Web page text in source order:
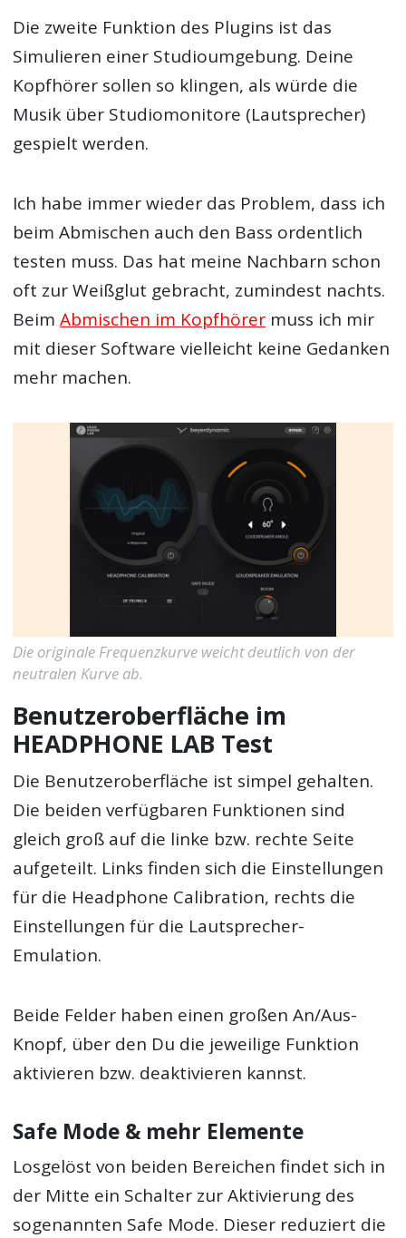
Die zweite Funktion des Plugins ist das
Simulieren einer Studioumgebung. Deine
Kopfhörer sollen so klingen, als würde die
Musik über Studiomonitore (Lautsprecher)
gespielt werden.
Ich habe immer wieder das Problem, dass ich
beim Abmischen auch den Bass ordentlich
testen muss. Das hat meine Nachbarn schon
oft zur Weißglut gebracht, zumindest nachts.
BeimAbmischen im Kopfhörer muss ich mir
mit dieser Software vielleicht keine Gedanken
mehr machen.
Die originale Frequenzkurve weicht deutlich von der
neutralen Kurve ab.
Benutzeroberfläche im
HEADPHONE LAB Test
Die Benutzeroberfläche ist simpel gehalten.
Die beiden verfügbaren Funktionen sind
gleich groß auf die linke bzw. rechte Seite
aufgeteilt. Links finden sich die Einstellungen
für die Headphone Calibration, rechts die
Einstellungen für die Lautsprecher-
Emulation.
Beide Felder haben einen großen An/Aus-
Knopf, über den Du die jeweilige Funktion
aktivieren bzw. deaktivieren kannst.
Safe Mode & mehr Elemente
Losgelöst von beiden Bereichen findet sich in
der Mitte ein Schalter zur Aktivierung des
sogenannten Safe Mode. Dieser reduziert die